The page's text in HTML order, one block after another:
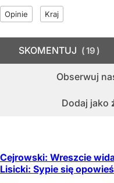
Opinie Kraj
Obserwuj
Dodaj jako
SKOMENTUJ 19
Cejrowski: Wreszcie
Lisicki: Sypie się